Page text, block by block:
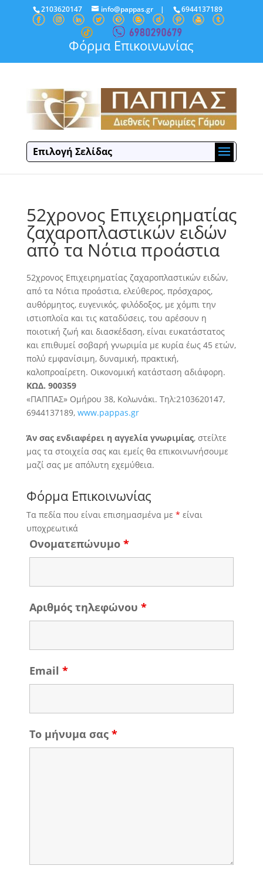
2103620147 info@pappas.gr| 6944137189
Φόρμα Επικοινωνίας
Επιλογή Σελίδας
52χρονος Επιχειρηματίας
ζαχαροπλαστικών ειδών
από τα Νότια προάστια
52χρονος Επιχειρηματίας ζαχαροπλαστικών ειδών,
από τα Νότια προάστια, ελεύθερος, πρόσχαρος,
αυθόρμητος, ευγενικός, φιλόδοξος, με χόμπι την
ιστιοπλοΐα και τις καταδύσεις, του αρέσουν η
ποιοτική ζωή και διασκέδαση, είναι ευκατάστατος
και επιθυμεί σοβαρή γνωριμία με κυρία έως 45 ετών,
πολύ εμφανίσιμη, δυναμική, πρακτική,
καλοπροαίρετη. Οικονομική κατάσταση αδιάφορη.
ΚΩΔ. 900359
«ΠΑΠΠΑΣ» Ομήρου 38, Κολωνάκι. Τηλ:2103620147,
6944137189, www.pappas.gr
Άν σας ενδιαφέρει η αγγελία γνωριμίας, στείλτε
μας τα στοιχεία σας και εμείς θα επικοινωνήσουμε
μαζί σας με απόλυτη εχεμύθεια.
Φόρμα Επικοινωνίας
Τα πεδία που είναι επισημασμένα με * είναι
υποχρεωτικά
Ονοματεπώνυμο *
Αριθμός τηλεφώνου *
Email *
Το μήνυμα σας *